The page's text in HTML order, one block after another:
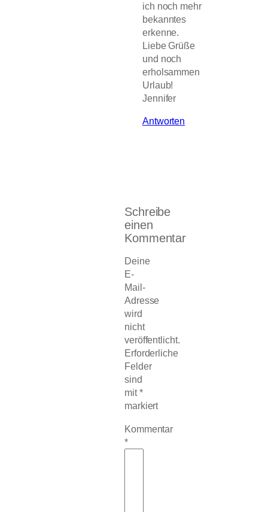
ich noch mehr
bekanntes
erkenne.
Liebe Grüße
und noch
erholsammen
Urlaub!
Jennifer
Antworten
Schreibe
einen
Kommentar
Deine
E-
Mail-
Adresse
wird
nicht
veröffentlicht.
Erforderliche
Felder
sind
mit*
markiert
Kommentar
*